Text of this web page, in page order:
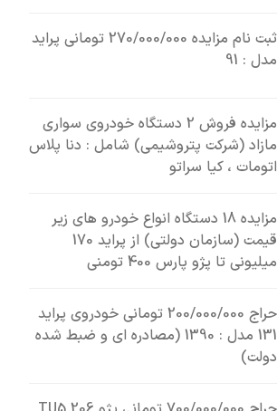
ثبت نام مزایده 270/000/000 تومانی پراید
مدل : 91
مزایده فروش 2 دستگاه خودروی سواری
مازاد (شرکت پتروشیمی) شامل : دنا پلاس
اتومات ، کیا سراتو
مزایده 18 دستگاه انواع خودرو های زیر
قیمت (سازمان دولتی) از پراید 170
میلیونی تا پژو پارس 400 تومنی
حراج 200/000/000 تومانی خودروی پراید
131 مدل : 1390 (مصادره ای و ضبط شده
دولت)